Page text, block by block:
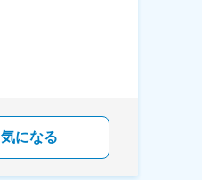
気になる